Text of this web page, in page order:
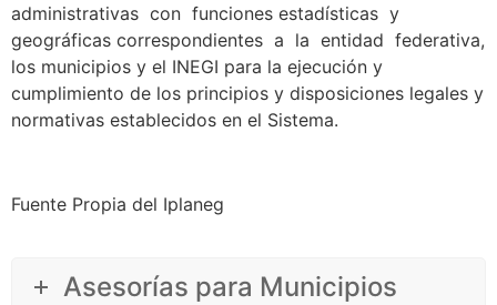
administrativas con funciones estadísticas y
geográficas correspondientes a la entidad federativa,
los municipios y el INEGI para la ejecución y
cumplimiento de los principios y disposiciones legales y
normativas establecidos en el Sistema.
Fuente Propia del Iplaneg
Asesorías para Municipios